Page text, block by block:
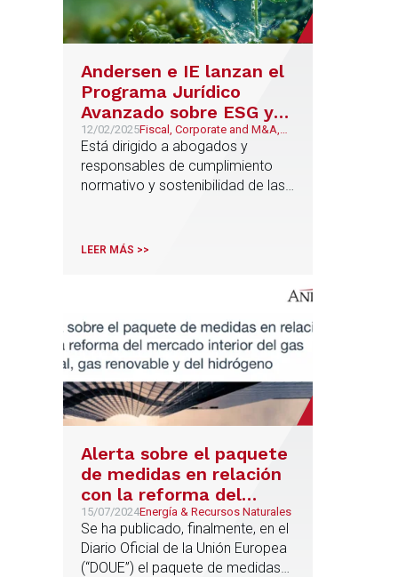
Andersen e IE lanzan el
Programa Jurídico
Avanzado sobre ESG y
Economía Circular
12/02/2025Fiscal, Corporate and M&A,
Público y Regulatorio,
Económico y Financiero,
Procesal y Arbitraje
Está dirigido a abogados y
responsables de cumplimiento
normativo y sostenibilidad de las
LEER MÁS >>
Alerta sobre el paquete
de medidas en relación
con la reforma del
mercado interior del gas
natural, gas renovable y
del hidrógeno
15/07/2024Energía & Recursos Naturales
Se ha publicado, finalmente, en el
Diario Oficial de la Unión Europea
(“DOUE”) el paquete de medidas